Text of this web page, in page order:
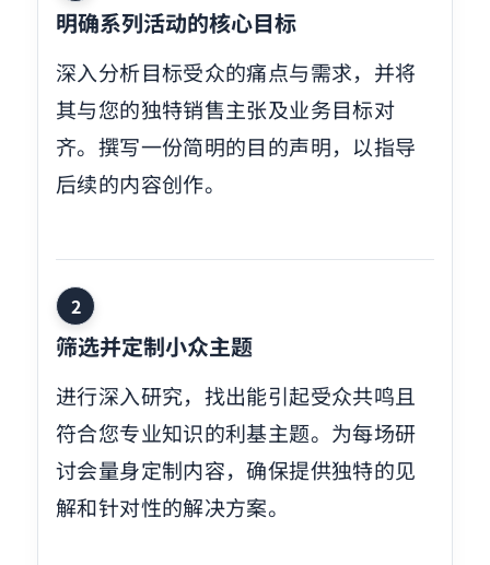
明确系列活动的核心目标
深入分析目标受众的痛点与需求，并将
其与您的独特销售主张及业务目标对
齐。撰写一份简明的目的声明，以指导
后续的内容创作。
2
筛选并定制小众主题
进行深入研究，找出能引起受众共鸣且
符合您专业知识的利基主题。为每场研
讨会量身定制内容，确保提供独特的见
解和针对性的解决方案。